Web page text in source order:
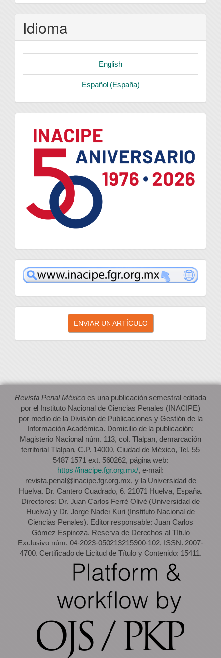
Idioma
English
Español (España)
logo
inacipe
Enviar
artículo
ENVIAR UN ARTÍCULO
Revista Penal México es una publicación semestral editada
por el Instituto Nacional de Ciencias Penales (INACIPE)
por medio de la División de Publicaciones y Gestión de la
Información Académica. Domicilio de la publicación:
Magisterio Nacional núm. 113, col. Tlalpan, demarcación
territorial Tlalpan, C.P. 14000, Ciudad de México, Tel. 55
5487 1571 ext. 560262, página web:
https://inacipe.fgr.org.mx/, e-mail:
revista.penal@inacipe.fgr.org.mx, y la Universidad de
Huelva. Dr. Cantero Cuadrado, 6. 21071 Huelva, España.
Directores: Dr. Juan Carlos Ferré Olivé (Universidad de
Huelva) y Dr. Jorge Nader Kuri (Instituto Nacional de
Ciencias Penales). Editor responsable: Juan Carlos
Gómez Espinoza. Reserva de Derechos al Título
Exclusivo núm. 04-2023-050213215900-102; ISSN: 2007-
4700. Certificado de Licitud de Título y Contenido: 15411.